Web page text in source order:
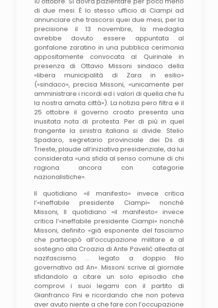
di due mesi. È lo stesso ufficio di Ciampi ad
annunciare che trascorsi quei due mesi, per la
precisione il 13 novembre, la medaglia
avrebbe dovuto essere appuntata al
gonfalone zaratino in una pubblica cerimonia
appositamente convocata al Quirinale in
presenza di Ottavio Missoni sindaco della
«libera municipalità di Zara in esilio»
(«sindaco», precisa Missoni, «unicamente per
amministrare i ricordi ed i valori di quella che fu
la nostra amata città»). La notizia pero filtra e il
25 ottobre il governo croato presenta una
inusitata nota di protesta. Per di più in quel
frangente la sinistra italiana si divide. Stelio
Spadaro, segretario provinciale dei Ds di
Trieste, plaude all’iniziativa presidenziale, da lui
considerata «una sfida al senso comune di chi
ragiona ancora con categorie
nazionalistiche».
Il quotidiano «il manifesto» invece critica
l’«ineffabile presidente Ciampi» nonché
Missoni, Il quotidiano «il manifesto» invece
critica l’«ineffabile presidente Ciampi» nonché
Missoni, definito «già esponente del fascismo
che partecipò all’occupazione militare e al
sostegno alla Croazia di Ante Pavelić alleata al
nazifascismo … legato a doppio filo
governativo ad An». Missoni scrive al giornale
sfidandolo a citare un solo episodio che
comprovi i suoi legami con il partito di
Gianfranco Fini e ricordando che non poteva
aver avuto niente a che fare con l’occupazione